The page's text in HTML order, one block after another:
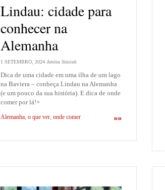
Lindau: cidade para
conhecer na
Alemanha
1 SETEMBRO, 2024 Janina Stasiak
Dica de uma cidade em uma ilha de um lago
na Baviera – conheça Lindau na Alemanha
(e um pouco da sua história). E dica de onde
comer por lá!+
»»
Alemanha o que ver onde comer